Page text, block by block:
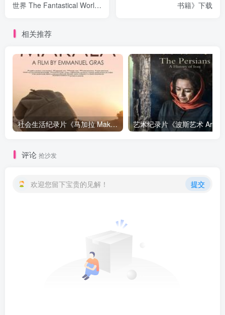
世界 The Fantastical World
书籍》下载
相关推荐
社会生活纪录片《马加拉 Makala》下载
评论 抢沙发
欢迎您留下宝贵的见解！ 提交